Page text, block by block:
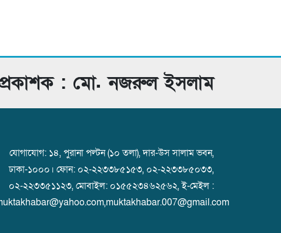
: মো. নজরুল ইসলাম
যোগাযোগ: ১৪, পুরানা পল্টন (১০ তলা), দার-উস সালাম ভবন,
ঢাকা-১০০০। ফোন: ০২-২২৩৩৮৫১৫৩, ০২-২২৩৩৮৫০৩৩,
০২-২২৩৩৫১১২৩, মোবাইল: ০১৫৫২৩৪৬২৫৬২, ই-মেইল :